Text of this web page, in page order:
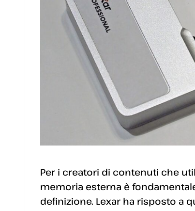
Per i creatori di contenuti che
memoria esterna è
definizione. Lexar ha risposto a